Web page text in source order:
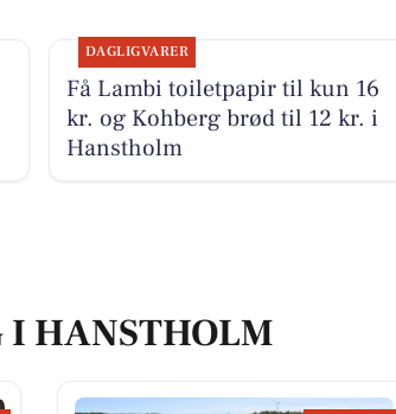
DAGLIGVARER
Få Lambi toiletpapir til kun 16
kr. og Kohberg brød til 12 kr. i
Hanstholm
I HANSTHOLM